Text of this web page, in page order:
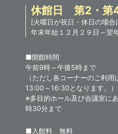
休館日 第2・第
[火曜日が祝日・休日の場合
年末年始１２月２９日～翌
■開館時間
午前9時～午後5時まで
（ただし各コーナーのご利
13:00～16:30となります。）
※多目的ホール及び会議室に
時30分まで
■入館料 無料